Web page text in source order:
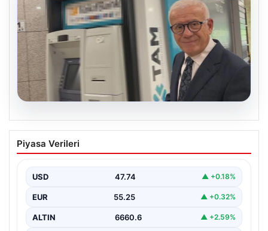
Ertuğrul Özkök ifade verdi. “Aklımın
ucundan bile geçmez”
Piyasa Verileri
USD 47.74 ▲ +0.18%
EUR 55.25 ▲ +0.32%
ALTIN 6660.6 ▲ +2.59%